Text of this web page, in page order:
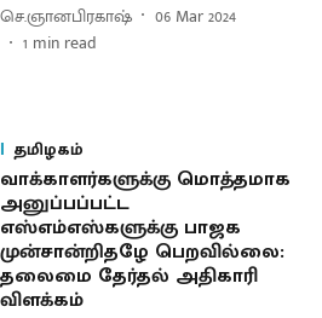
செ.ஞானபிரகாஷ்
06 Mar 2024
1 min read
தமிழகம்
வாக்காளர்களுக்கு மொத்தமாக
அனுப்பப்பட்ட
எஸ்எம்எஸ்களுக்கு பாஜக
முன்சான்றிதழே பெறவில்லை:
தலைமை தேர்தல் அதிகாரி
விளக்கம்